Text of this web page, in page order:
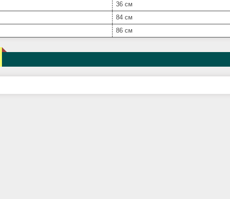
36 см
84 см
86 см